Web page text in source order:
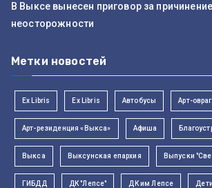
В Выксе вынесен приговор за
неосторожности
Метки новостей
Ex Libris Ex Libris Автобусы Арт-овраг
Арт-резиденция «Выкса» Афиша
Выкса Выксунская епархия Выпуски
ГИБДД ДК "Лепсе" ДК им Лепсе Дети